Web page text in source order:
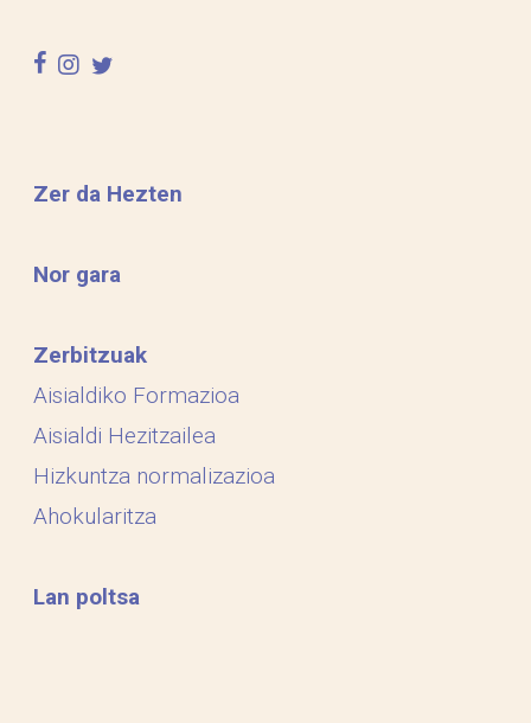
facebook
instagram
twitter
Zer da Hezten
Nor gara
Zerbitzuak
Aisialdiko Formazioa
Aisialdi Hezitzailea
Hizkuntza normalizazioa
Ahokularitza
Lan poltsa